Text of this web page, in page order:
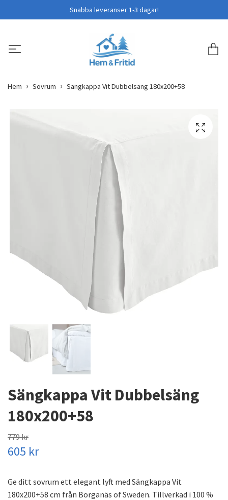
Snabba leveranser 1-3 dagar!
Hem Sovrum Sängkappa Vit Dubbelsäng 180x200+58
Sängkappa Vit Dubbelsäng
180x200+58
779 kr
605 kr
Ge ditt sovrum ett elegant lyft med Sängkappa Vit
180x200+58 cm från Borganäs of Sweden. Tillverkad i 100 %